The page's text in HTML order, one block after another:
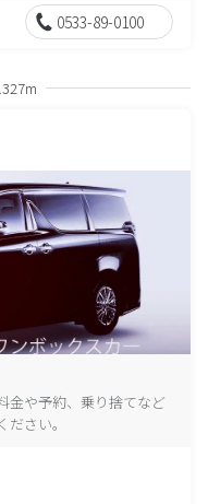
0533-89-0100
金や予約、乗り捨てなど
さい。